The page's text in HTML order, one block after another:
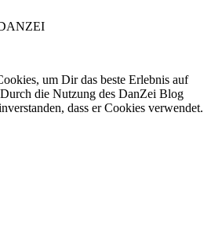
um Dir das beste Erlebnis auf
die Nutzung des DanZei Blog
dass er Cookies verwendet.